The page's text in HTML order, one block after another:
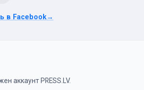
в Facebook→
аккаунт PRESS.LV.